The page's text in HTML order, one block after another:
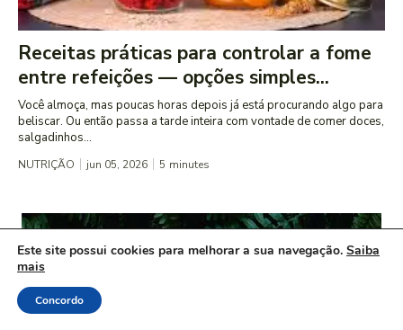
Receitas práticas para controlar a fome
entre refeições — opções simples...
Você almoça, mas poucas horas depois já está procurando algo para
beliscar. Ou então passa a tarde inteira com vontade de comer doces,
salgadinhos...
NUTRIÇÃO jun 05, 2026 5 minutes
Este site possui cookies para melhorar a sua navegação. Saiba
mais
Concordo